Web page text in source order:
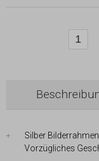
Silber
Vorzügliches